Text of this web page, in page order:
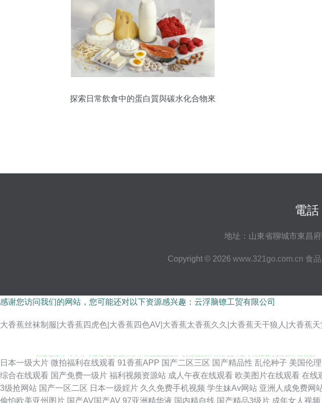
探索日常飲食中的蛋白質與碳水化合物來
電
地址：山東省聊城市東昌
Copyright © 2026 www.321go.com.cn 食品
感谢您访问我们的网站，您可能还对以下资源感兴趣：云浮脑镣工贸有限公司
大香蕉丝袜制服|大香蕉四虎色|大香蕉四色AV|大香蕉太香蕉久久|大香蕉天干狼人|大香蕉
在线 91综合资源 超碰日韩 国产精品二期 极品av影院 玖玖精品视频在线 欧美豆花91 日本aa成人在线
日韩无码三急片子 先锋影院光棍影院 亚洲资源网站 91cn免费版 超碰99丝袜诱惑 成人伊人网站 丁香五
日本一级大片 微拍福利在线观看 91香蕉APP 国产二区三区 国产精品性 乱伦种子 美国伦
综合在线观看 国产免费一级片 福利视频资源站 成人午夜在线观看 欧美图片在线观看 在线
3级抢网站 国产一区二区 日本一级婬片 久久免费手机视频 学生妹Av网站 亚洲人成免费网
偷怕欧美亚州图片 国产AV国产AV 97亚洲精华液 国内精自线 国产精品3级片 成年女人视频